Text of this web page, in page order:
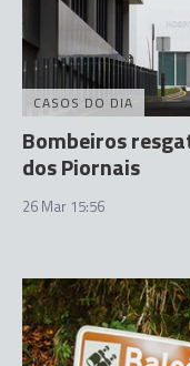
CASOS DO DIA
Bombeiros
dos Piornais
26 Mar 15:56